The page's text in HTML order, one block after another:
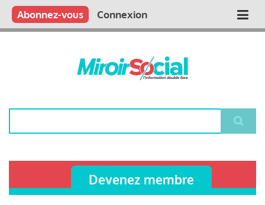
Aller
contenu
Main
Qui sommes nous ?
Vous publiez
Nous publions
Contactez-nous
Abonnez-vous Connexion
Devenez membre